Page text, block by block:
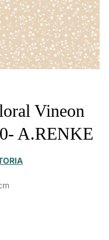
Vineon
A.RENKE